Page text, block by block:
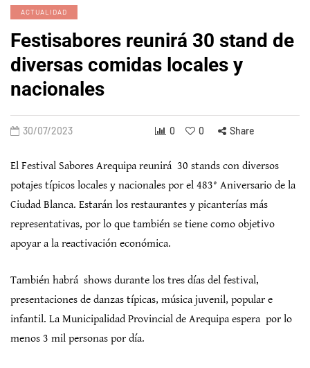
ACTUALIDAD
Festisabores reunirá 30 stand de
diversas comidas locales y
nacionales
30/07/2023 0 0 Share
El Festival Sabores Arequipa reunirá 30 stands con diversos
potajes típicos locales y nacionales por el 483° Aniversario de la
Ciudad Blanca. Estarán los restaurantes y picanterías más
representativas, por lo que también se tiene como objetivo
apoyar a la reactivación económica.
También habrá shows durante los tres días del festival,
presentaciones de danzas típicas, música juvenil, popular e
infantil. La Municipalidad Provincial de Arequipa espera por lo
menos 3 mil personas por día.